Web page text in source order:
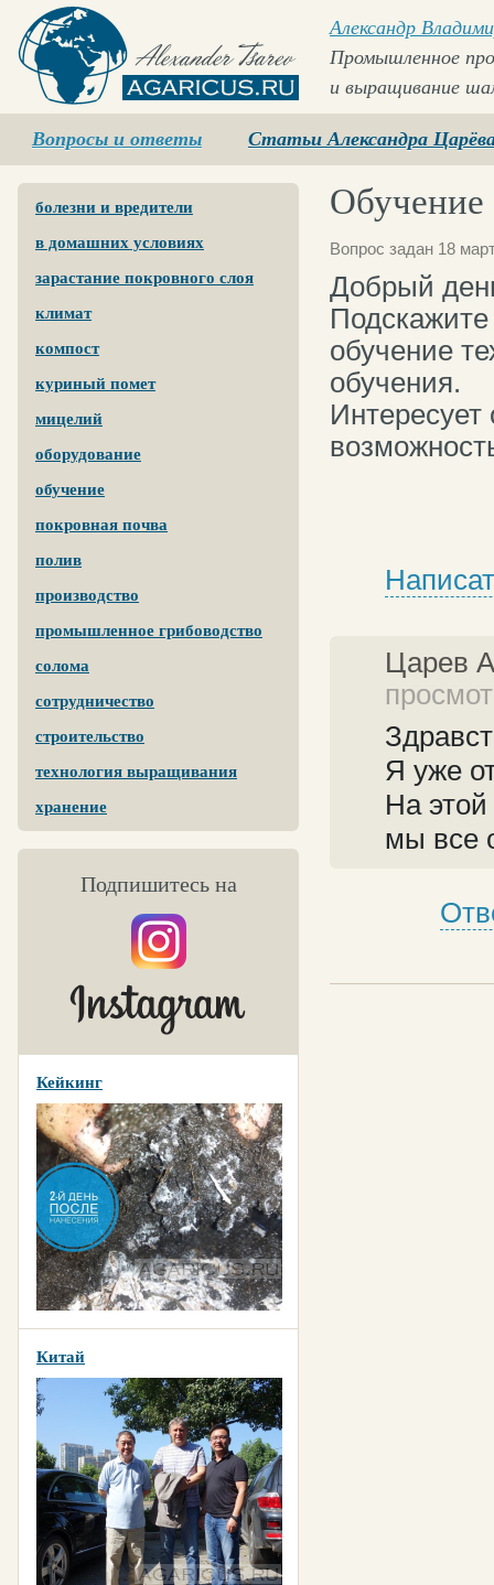
Agaricus.ru
Александр
Промышленное
и выращивание
Вопросы и ответы Статьи Александра
болезни и вредители
в домашних условиях
зарастание покровного слоя
климат
компост
куриный помет
мицелий
оборудование
обучение
покровная почва
полив
производство
промышленное грибоводство
солома
сотрудничество
строительство
технология выращивания
хранение
Подпишитесь на
Кейкинг
Китай
Обучение
Вопрос задан 18
Добрый
обучение
обучения.
Царев
Я уже
На
мы все